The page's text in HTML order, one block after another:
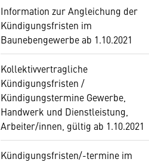
Information zur Angleichung der
Kündigungsfristen im
Baunebengewerbe ab 1.10.2021
Kollektivvertragliche
Kündigungsfristen /
Kündigungstermine Gewerbe,
Handwerk und Dienstleistung,
Arbeiter/innen, gültig ab 1.10.2021
Kündigungsfristen/-termine im